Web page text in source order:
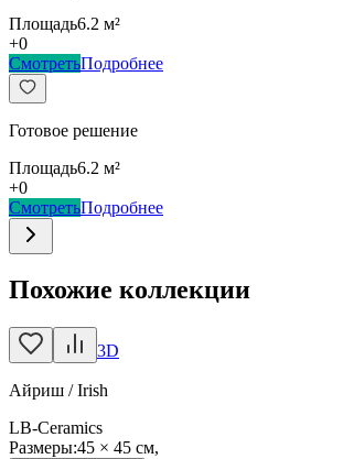
Площадь6.2 м²
+0
СмотретьПодробнее
Готовое решение
Площадь6.2 м²
+0
СмотретьПодробнее
Похожие коллекции
3D
Айриш / Irish
LB-Ceramics
Размеры:45 × 45 см,